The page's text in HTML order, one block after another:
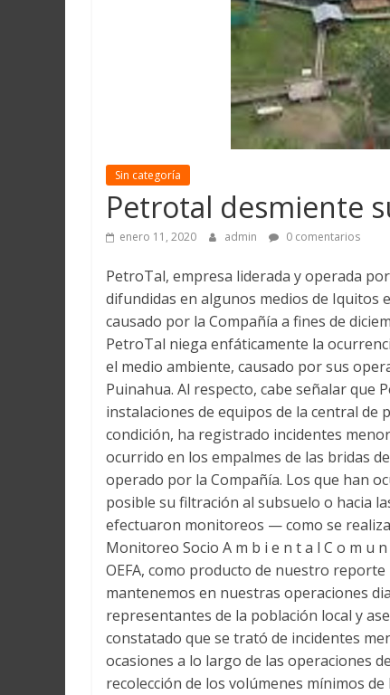
Sin categoría
Petrotal desmiente
enero 11, 2020 admin 0 comentarios
PetroTal, empresa liderada y operada
difundidas en algunos medios de Iquitos
causado por la Compañía a fines de
PetroTal niega enfáticamente la
el medio ambiente, causado por sus
Puinahua. Al respecto, cabe señalar que
instalaciones de equipos de la central de
condición, ha registrado incidentes
ocurrido en los empalmes de las bridas
operado por la Compañía. Los que han
posible su filtración al subsuelo o hacia
efectuaron monitoreos — como se
Monitoreo Socio A m b i e n t a l C o m u
OEFA, como producto de nuestro
mantenemos en nuestras operaciones
representantes de la población local y
constatado que se trató de incidentes
ocasiones a lo largo de las operaciones
recolección de los volúmenes mínimos